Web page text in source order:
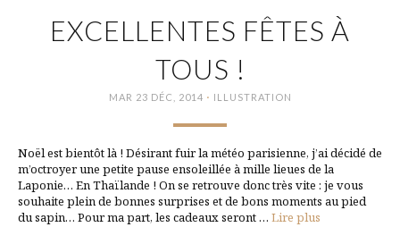
EXCELLENTES FÊTES À
TOUS !
MAR 23 DÉC, 2014 · ILLUSTRATION
Noël est bientôt là ! Désirant fuir la météo parisienne, j’ai décidé de
m’octroyer une petite pause ensoleillée à mille lieues de la
Laponie… En Thaïlande ! On se retrouve donc très vite : je vous
souhaite plein de bonnes surprises et de bons moments au pied
du sapin… Pour ma part, les cadeaux seront … Lire plus